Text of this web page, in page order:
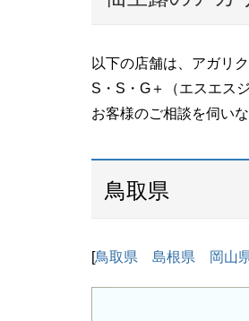
以下の店舗は、アガリ
S・S・G＋（エスエス
お客様のご相談を伺い
鳥取県
[鳥取県 島根県 岡山